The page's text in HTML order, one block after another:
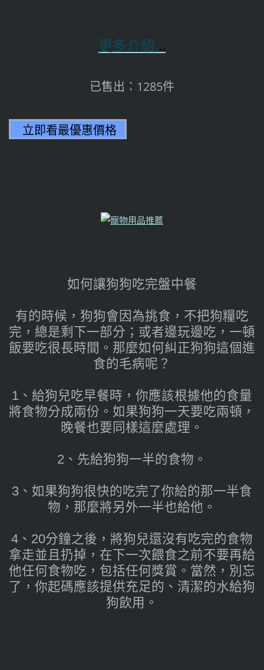
更多介紹...
已售出：1285件
如何讓狗狗吃完盤中餐
有的時候，狗狗會因為挑食，不把狗糧吃
完，總是剩下一部分；或者邊玩邊吃，一頓
飯要吃很長時間。那麼如何糾正狗狗這個進
食的毛病呢？
1、給狗兒吃早餐時，你應該根據他的食量
將食物分成兩份。如果狗狗一天要吃兩頓，
晚餐也要同樣這麼處理。
2、先給狗狗一半的食物。
3、如果狗狗很快的吃完了你給的那一半食
物，那麼將另外一半也給他。
4、20分鐘之後，將狗兒還沒有吃完的食物
拿走並且扔掉，在下一次餵食之前不要再給
他任何食物吃，包括任何獎賞。當然，別忘
了，你起碼應該提供充足的、清潔的水給狗
狗飲用。